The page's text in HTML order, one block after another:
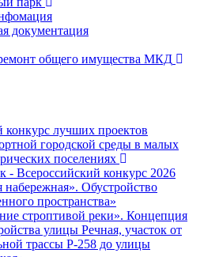
документация
общего имущества МКД
конкурс лучших проектов
городской среды в малых
поселениях
- Всероссийский конкурс 2026
набережная». Обустройство
пространства»
строптивой реки». Концепция
улицы Речная, участок от
трассы Р-258 до улицы